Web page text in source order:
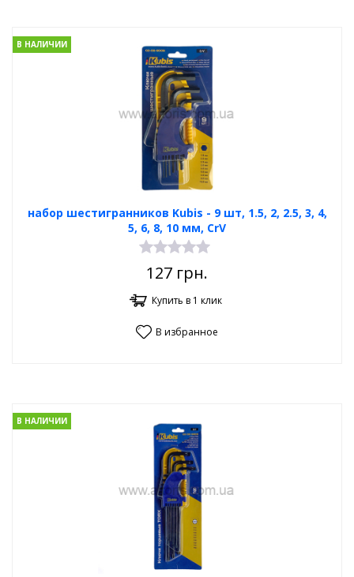
набор шестигранников Kubis - 9 шт, 1.5, 2, 2.5, 3, 4,
5, 6, 8, 10 мм, CrV
В НАЛИЧИИ
127 грн.
Купить в 1 клик
В избранное
В НАЛИЧИИ